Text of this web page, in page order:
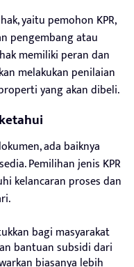
yaitu pemohon KPR,
pengembang atau
memiliki peran dan
melakukan penilaian
yang akan dibeli.
ada baiknya
Pemilihan jenis KPR
kelancaran proses dan
bagi masyarakat
bantuan subsidi dari